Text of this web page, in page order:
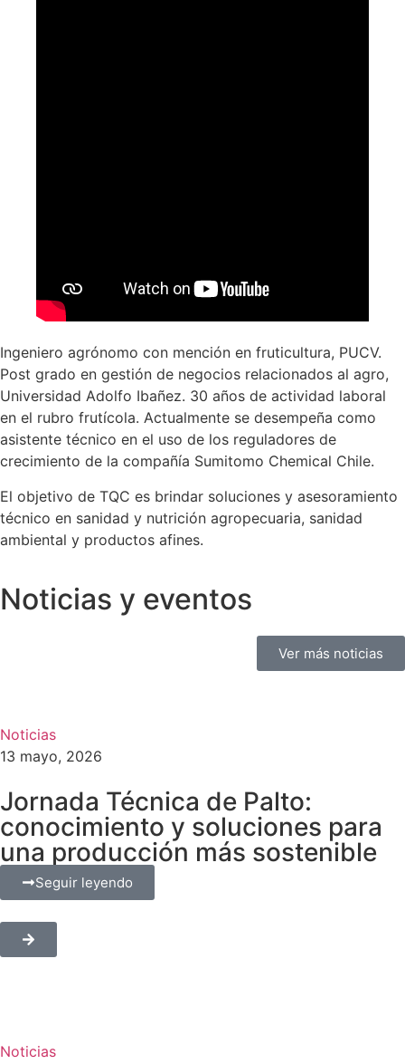
Ingeniero agrónomo con mención en fruticultura, PUCV.
Post grado en gestión de negocios relacionados al agro,
Universidad Adolfo Ibañez. 30 años de actividad laboral
en el rubro frutícola. Actualmente se desempeña como
asistente técnico en el uso de los reguladores de
crecimiento de la compañía Sumitomo Chemical Chile.
El objetivo de TQC es brindar soluciones y asesoramiento
técnico en sanidad y nutrición agropecuaria, sanidad
ambiental y productos afines.
Noticias y eventos
Ver más noticias
Noticias
13 mayo, 2026
Jornada Técnica de Palto:
conocimiento y soluciones para
una producción más sostenible
Seguir leyendo
Noticias